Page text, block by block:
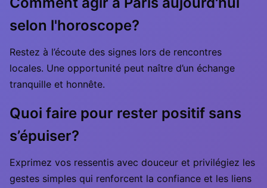
selon l'horoscope?
Restez à l’écoute des signes lors de rencontres
locales. Une opportunité peut naître d’un échange
tranquille et honnête.
Quoi faire pour rester positif sans
s’épuiser?
Exprimez vos ressentis avec douceur et privilégiez les
gestes simples qui renforcent la confiance et les liens